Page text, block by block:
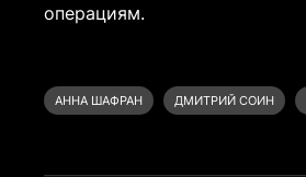
операциям.
АННА ШАФРАН ДМИТРИЙ СОИН